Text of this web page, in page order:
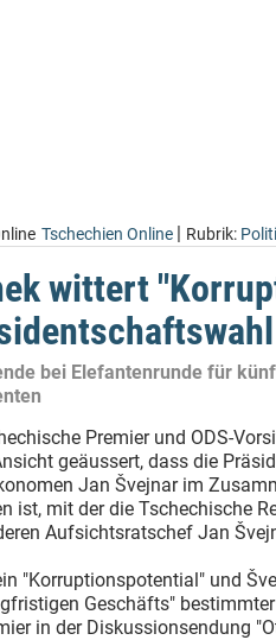
Tschechien Online | Rubrik:
wittert
bei Elefantenrunde für
Premier und ODS-
geäussert, dass die
Jan Švejnar im
ist, mit der die Tschechische
Aufsichtsratschef Jan
"Korruptionspotential" und
Geschäfts"
in der Diskussionsendung